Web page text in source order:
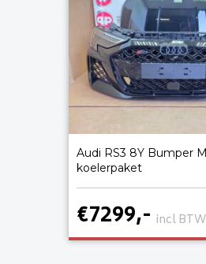
Audi RS3 8Y Bumper
koelerpaket
€7299,- incl BTW